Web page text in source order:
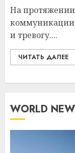
На
коммуникации
и тревогу....
ЧИТАТЬ ДАЛЕЕ
WORLD